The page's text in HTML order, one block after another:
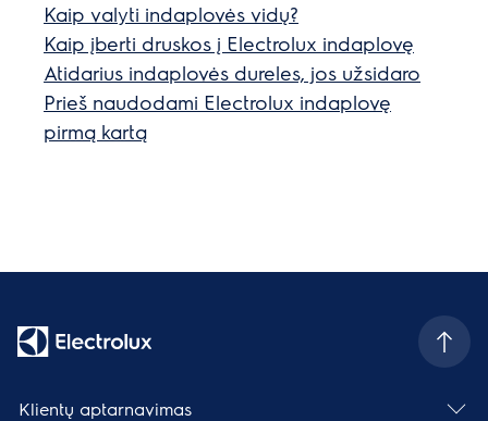
Kaip valyti indaplovės vidų?
Kaip įberti druskos į Electrolux indaplovę
Atidarius indaplovės dureles, jos užsidaro
Prieš naudodami Electrolux indaplovę
pirmą kartą
Klientų aptarnavimas